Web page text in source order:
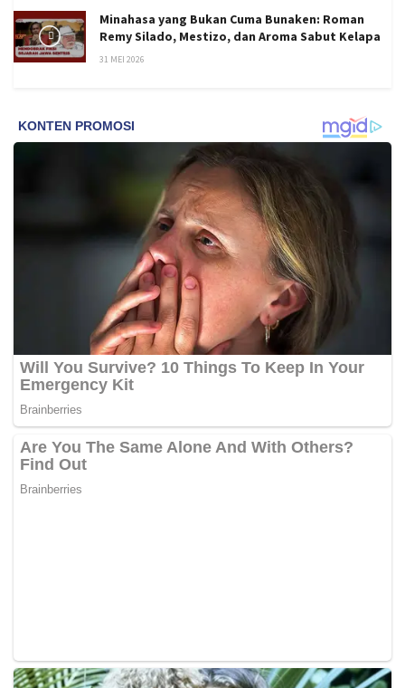
Minahasa yang Bukan Cuma Bunaken: Roman
Remy Silado, Mestizo, dan Aroma Sabut Kelapa
31 MEI 2026